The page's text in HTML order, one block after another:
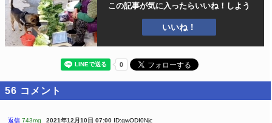
この記事が気に入ったらいいね！しよう
いいね！
56 コメント
返信 743mg 2021年12月10日 07:00 ID:gwODI0Njc